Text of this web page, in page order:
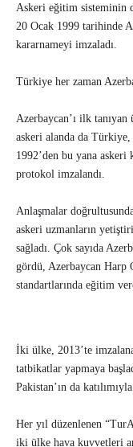
Askeri eğitim sisteminin
20 Ocak 1999 tarihinde
kararnameyi imzaladı.
Türkiye her zaman
Azerbaycan’ı ilk
askeri alanda da Türkiye,
1992’den bu yana askeri
protokol imzalandı.
Anlaşmalar
askeri uzmanların
sağladı. Çok sayıda
gördü, Azerbaycan Harp
standartlarında eğitim
İki ülke, 2013’te
tatbikatlar yapmaya
Pakistan’ın da
Her yıl düzenlenen
iki ülke hava kuvvetleri